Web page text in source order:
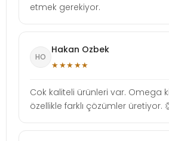
etmek gerekiyor.
HO
Hakan Ozbek
★★★★★
Cok kaliteli ürünleri var. Omega
özellikle farklı çözümler üretiyor.